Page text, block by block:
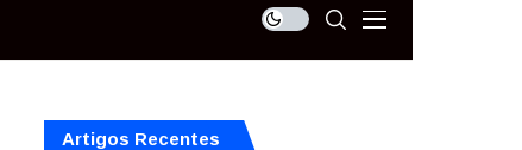
Artigos Recentes